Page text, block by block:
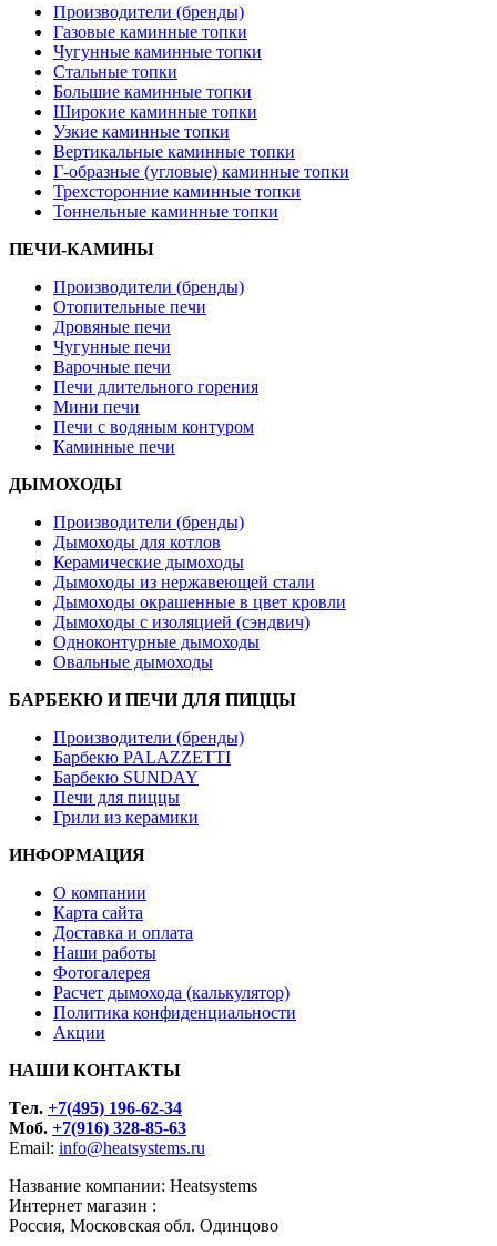
Производители (бренды)
Газовые каминные топки
Чугунные каминные топки
Стальные топки
Большие каминные топки
Широкие каминные топки
Узкие каминные топки
Вертикальные каминные топки
Г-образные (угловые) каминные топки
Трехсторонние каминные топки
Тоннельные каминные топки
ПЕЧИ-КАМИНЫ
Производители (бренды)
Отопительные печи
Дровяные печи
Чугунные печи
Варочные печи
Печи длительного горения
Мини печи
Печи с водяным контуром
Каминные печи
ДЫМОХОДЫ
Производители (бренды)
Дымоходы для котлов
Керамические дымоходы
Дымоходы из нержавеющей стали
Дымоходы окрашенные в цвет кровли
Дымоходы с изоляцией (сэндвич)
Одноконтурные дымоходы
Овальные дымоходы
БАРБЕКЮ И ПЕЧИ ДЛЯ ПИЦЦЫ
Производители (бренды)
Барбекю PALAZZETTI
Барбекю SUNDAY
Печи для пиццы
Грили из керамики
ИНФОРМАЦИЯ
О компании
Карта сайта
Доставка и оплата
Наши работы
Фотогалерея
Расчет дымохода (калькулятор)
Политика конфиденциальности
Акции
НАШИ КОНТАКТЫ
Tел. +7(495) 196-62-34
Моб. +7(916) 328-85-63
Email: info@heatsystems.ru
Название компании: Heatsystems
Интернет магазин :
Россия, Московская обл. Одинцово